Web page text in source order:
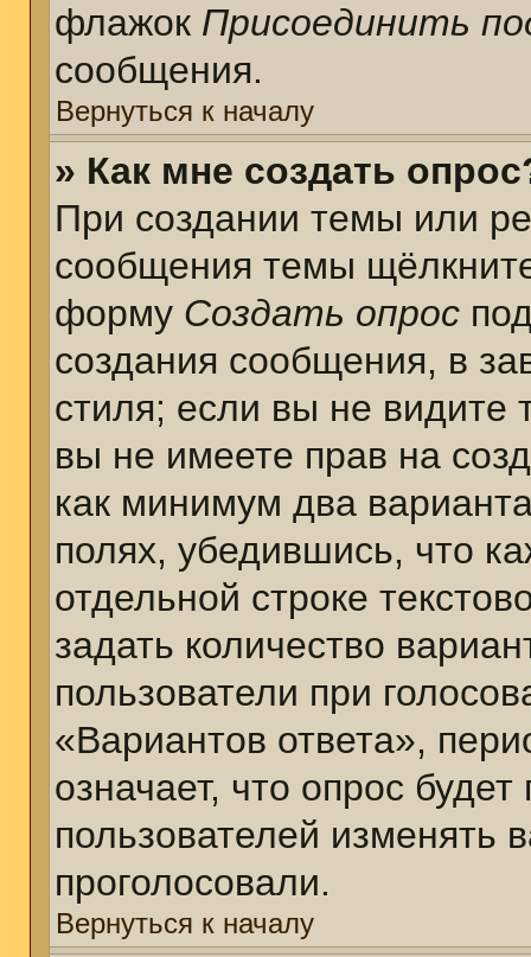
флажок Присоединить
сообщения.
Вернуться к началу
» Как мне создать
При создании темы или
сообщения темы
форму Создать опрос
создания сообщения, в
стиля; если вы не видите
вы не имеете прав на
как минимум два
полях, убедившись, что
отдельной строке
задать количество
пользователи при
«Вариантов ответа»,
означает, что опрос
пользователей изменять
проголосовали.
Вернуться к началу